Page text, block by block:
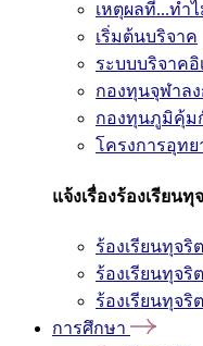
เหตุผลที่...ทำ
เริ่มต้นบริจาค
ระบบบริจาค
กองทุนจุฬาล
กองทุนภูมิคุ้ม
โครงการอุท
แจ้งเรื่องร้องเรียนทุ
ร้องเรียนทุจ
ร้องเรียนทุจ
ร้องเรียนทุจ
การศึกษา